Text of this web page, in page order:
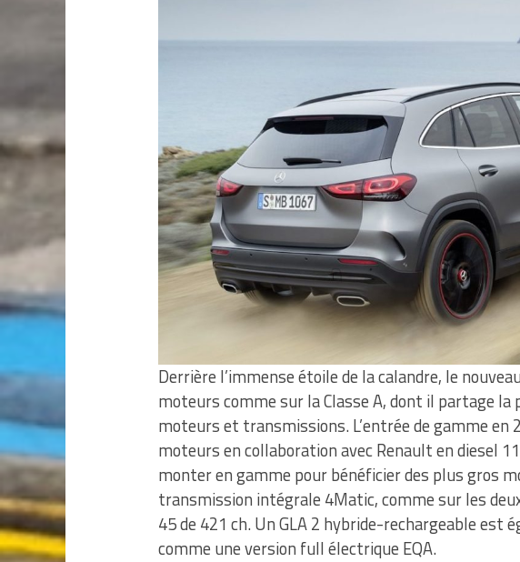
Derrière l’immense étoile de la calandre, le
moteurs comme sur la Classe A, dont il partage
moteurs et transmissions. L’entrée de gamme
moteurs en collaboration avec Renault en diesel
monter en gamme pour bénéficier des plus gros
transmission intégrale 4Matic, comme sur les
45 de 421 ch. Un GLA 2 hybride-rechargeable est
comme une version full électrique EQA.